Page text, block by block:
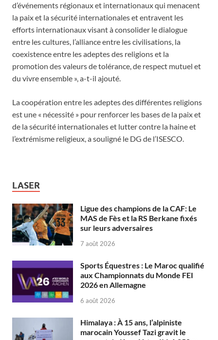
d’événements régionaux et internationaux qui menacent
la paix et la sécurité internationales et entravent les
efforts internationaux visant à consolider le dialogue
entre les cultures, l’alliance entre les civilisations, la
coexistence entre les adeptes des religions et la
promotion des valeurs de tolérance, de respect mutuel et
du vivre ensemble », a-t-il ajouté.
La coopération entre les adeptes des différentes religions
est une « nécessité » pour renforcer les bases de la paix et
de la sécurité internationales et lutter contre la haine et
l’extrémisme religieux, a souligné le DG de l’ISESCO.
LASER
Ligue des champions de la CAF: Le
MAS de Fès et la RS Berkane fixés
sur leurs adversaires
7 août 2026
Sports Équestres : Le Maroc qualifié
aux Championnats du Monde FEI
2026 en Allemagne
6 août 2026
Himalaya : À 15 ans, l’alpiniste
marocain Youssef Tazi gravit le